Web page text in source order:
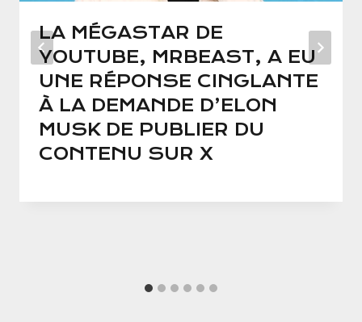
LA MÉGASTAR DE
YOUTUBE, MRBEAST, A EU
UNE RÉPONSE CINGLANTE
À LA DEMANDE D’ELON
MUSK DE PUBLIER DU
CONTENU SUR X